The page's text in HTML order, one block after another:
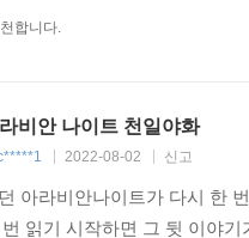
합니다.
비안 나이트 천일야화
2022-08-02 신고
아라비안나이트가 다시 한
읽기 시작하면 그 뒷 이야